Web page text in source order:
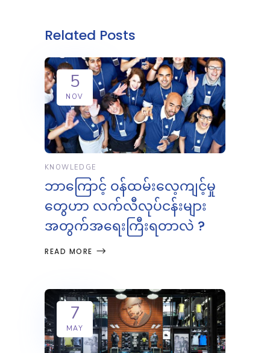
Related Posts
5
NOV
KNOWLEDGE
ဘာကြောင့် ဝန်ထမ်းလေ့ကျင့်မှု
တွေဟာ လက်လီလုပ်ငန်းများ
အတွက်အရေးကြီးရတာလဲ ?
READ MORE
7
MAY